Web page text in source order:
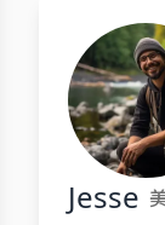
Jesse